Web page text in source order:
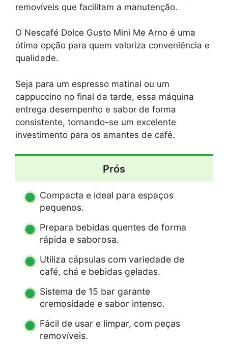
removíveis que facilitam a manutenção.
O Nescafé Dolce Gusto Mini Me Arno é uma
ótima opção para quem valoriza conveniência e
qualidade.
Seja para um espresso matinal ou um
cappuccino no final da tarde, essa máquina
entrega desempenho e sabor de forma
consistente, tornando-se um excelente
investimento para os amantes de café.
Prós
Compacta e ideal para espaços
pequenos.
Prepara bebidas quentes de forma
rápida e saborosa.
Utiliza cápsulas com variedade de
café, chá e bebidas geladas.
Sistema de 15 bar garante
cremosidade e sabor intenso.
Fácil de usar e limpar, com peças
removíveis.